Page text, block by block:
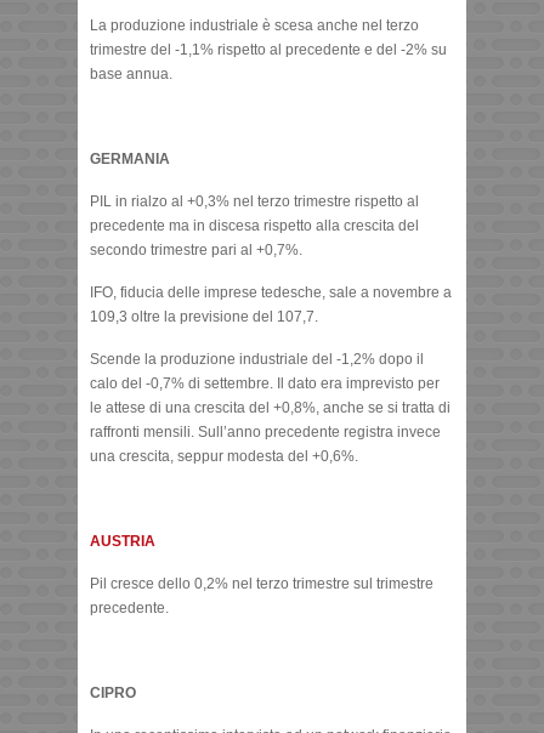
La produzione industriale è scesa anche nel terzo
trimestre del -1,1% rispetto al precedente e del -2% su
base annua.
GERMANIA
PIL in rialzo al +0,3% nel terzo trimestre rispetto al
precedente ma in discesa rispetto alla crescita del
secondo trimestre pari al +0,7%.
IFO, fiducia delle imprese tedesche, sale a novembre a
109,3 oltre la previsione del 107,7.
Scende la produzione industriale del -1,2% dopo il
calo del -0,7% di settembre. Il dato era imprevisto per
le attese di una crescita del +0,8%, anche se si tratta di
raffronti mensili. Sull’anno precedente registra invece
una crescita, seppur modesta del +0,6%.
AUSTRIA
Pil cresce dello 0,2% nel terzo trimestre sul trimestre
precedente.
CIPRO